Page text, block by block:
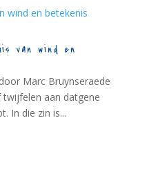
van wind en
Marc Bruynseraede
twijfelen aan datgene
In die zin is...